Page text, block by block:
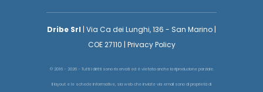
Dribe Srl | Via Ca dei Lunghi, 136 - San Marino |
COE 27110 | Privacy Policy
© 2016 - 2026 - Tutti i diritti sono riservati ed è vietata anche la riproduzione parziale.
Il layout e le schede informative, sia web che inviate via email sono di proprietà di